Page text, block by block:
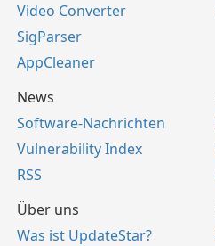
Video Converter
SigParser
AppCleaner
News
Software-Nachrichten
Vulnerability Index
RSS
Über uns
Was ist UpdateStar?